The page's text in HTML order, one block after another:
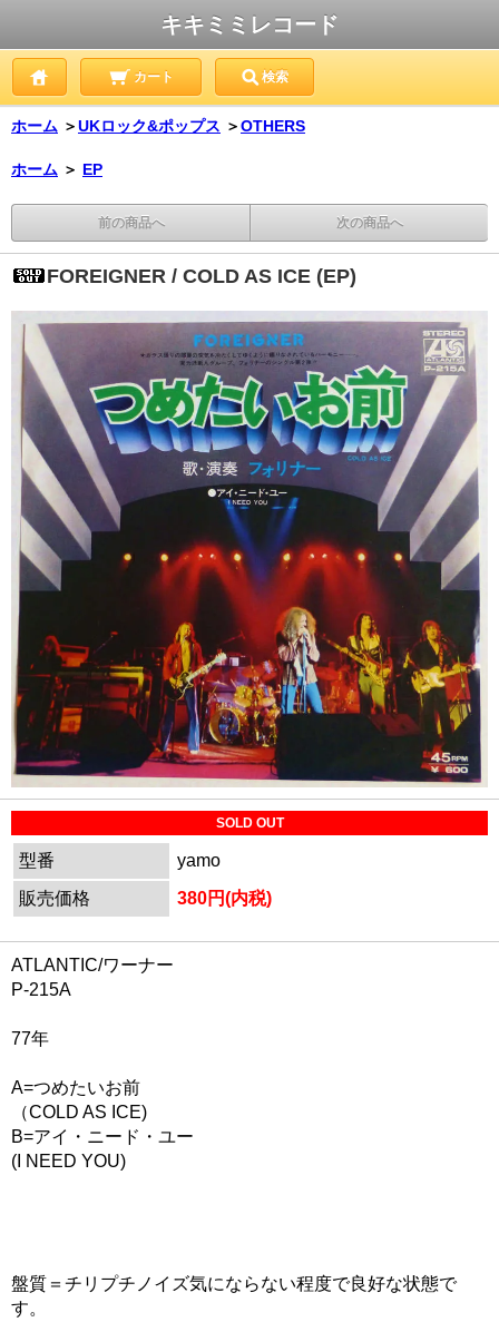
キキミミレコード
カート 検索
ホーム ＞UKロック&ポップス ＞OTHERS
ホーム ＞ EP
前の商品へ 次の商品へ
FOREIGNER / COLD AS ICE (EP)
SOLD OUT
型番
yamo
販売価格
380円(内税)
ATLANTIC/ワーナー
P-215A
77年
A=つめたいお前
（COLD AS ICE)
B=アイ・ニード・ユー
(I NEED YOU)
盤質＝チリプチノイズ気にならない程度で良好な状態で
す。